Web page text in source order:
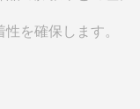
性を確保します。